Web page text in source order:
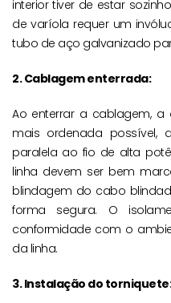
interior tiver de estar
de varíola requer um
tubo de aço galvanizado
2. Cablagem enterrada:
Ao enterrar a cablagem,
mais ordenada possível,
paralela ao fio de alta
linha devem ser bem
blindagem do cabo
forma segura. O
conformidade com o
da linha.
3. Instalação do torniquete: